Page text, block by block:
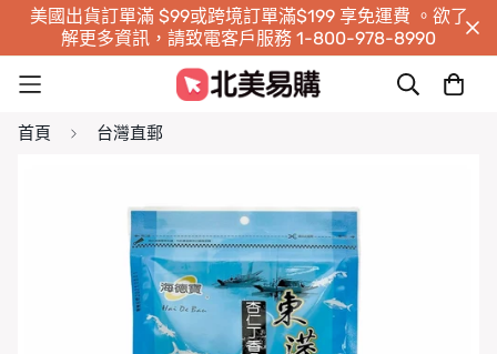
美國出貨訂單滿 $99或跨境訂單滿$199 享免運費 。欲了
解更多資訊，請致電客戶服務 1-800-978-8990
首頁 台灣直郵